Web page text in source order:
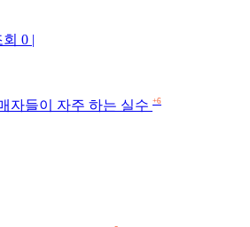
0 |
자들이 자주 하는 실수 +6